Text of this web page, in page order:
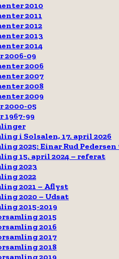
2010
2011
2012
2013
2014
2006-09
2006
2007
2008
2009
2000-05
1967-99
i Solsalen, 17. april 2026
2025: Einar Rud
15. april 2024 – referat
2023
2022
2021 – Aflyst
2020 – Udsat
2015-2019
2015
2016
2017
2018
2019